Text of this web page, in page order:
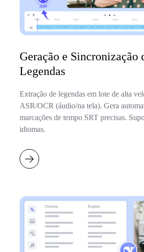
Geração e Sincronização
Legendas
Extração de legendas em lote de alta
ASR/OCR (áudio/na tela). Gera
marcações de tempo SRT precisas.
idiomas.